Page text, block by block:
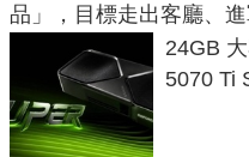
品」，目標走出客廳、
24GB
5070 Ti